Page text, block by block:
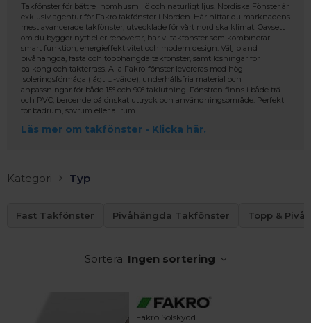
fokus på kvalitet, omtanke och djup kompetens.
Takfönster för bättre inomhusmiljö och naturligt ljus. Nordiska Fönster är
exklusiv agentur för Fakro takfönster i Norden. Här hittar du marknadens
mest avancerade takfönster, utvecklade för vårt nordiska klimat. Oavsett
om du bygger nytt eller renoverar, har vi takfönster som kombinerar
smart funktion, energieffektivitet och modern design. Välj bland
pivåhängda, fasta och topphängda takfönster, samt lösningar för
balkong och takterrass. Alla Fakro-fönster levereras med hög
isoleringsförmåga (lågt U-värde), underhållsfria material och
anpassningar för både 15° och 90° taklutning. Fönstren finns i både trä
och PVC, beroende på önskat uttryck och användningsområde. Perfekt
för badrum, sovrum eller allrum.
Läs mer om takfönster - Klicka här.
Kategori Typ
Fast Takfönster Pivåhängda Takfönster Topp &
Sortera: Ingen sortering
Fakro Solskydd